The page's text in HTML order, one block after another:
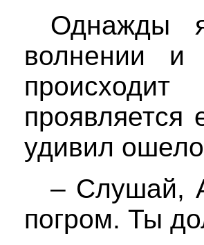
Однажды
волнении
проявляется
удивил
– Слушай,
погром. Ты